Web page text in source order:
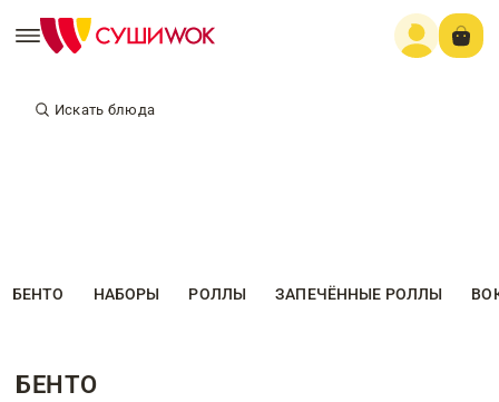
Искать блюда
БЕНТО НАБОРЫ РОЛЛЫ ЗАПЕЧЁННЫЕ РОЛЛЫ
БЕНТО